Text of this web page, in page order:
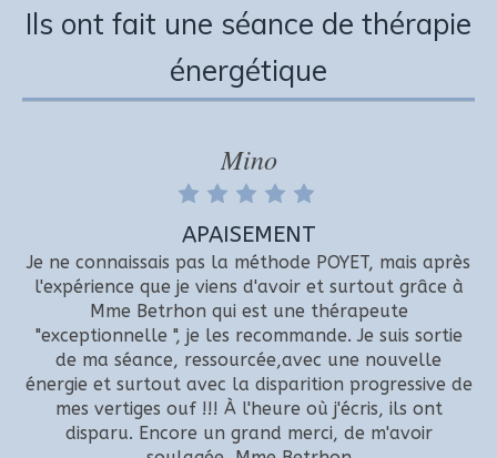
Ils ont fait une séance de thérapie
énergétique
Mino
APAISEMENT
Je ne connaissais pas la méthode POYET, mais après
l'expérience que je viens d'avoir et surtout grâce à
Mme Betrhon qui est une thérapeute
"exceptionnelle ", je les recommande. Je suis sortie
de ma séance, ressourcée,avec une nouvelle
énergie et surtout avec la disparition progressive de
mes vertiges ouf !!! À l'heure où j'écris, ils ont
disparu. Encore un grand merci, de m'avoir